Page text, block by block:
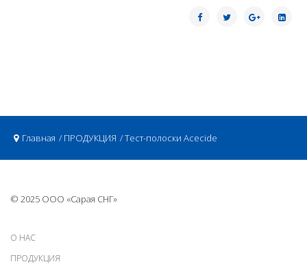
Главная ПРОДУКЦИЯ Тест-полоски Acecide
© 2025 ООО «Сарая СНГ»
О НАС
ПРОДУКЦИЯ